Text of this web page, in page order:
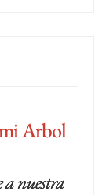
Arbol
a nuestra